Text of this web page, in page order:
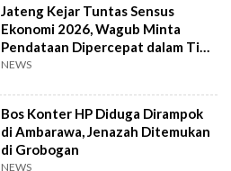
Jateng Kejar Tuntas Sensus
Ekonomi 2026, Wagub Minta
Pendataan Dipercepat dalam Tiga
Pekan
NEWS
Bos Konter HP Diduga Dirampok
di Ambarawa, Jenazah Ditemukan
di Grobogan
NEWS